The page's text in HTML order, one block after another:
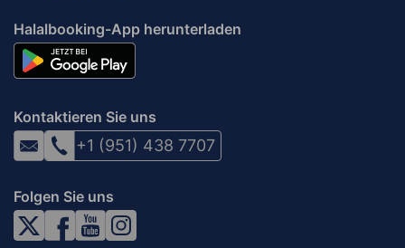
Halalbooking-App herunterladen
Kontaktieren Sie uns
+1 (951) 438 7707
Folgen Sie uns